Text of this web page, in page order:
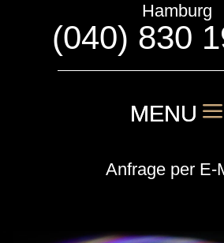
Hamburg
(040) 830
Anfrage per E-